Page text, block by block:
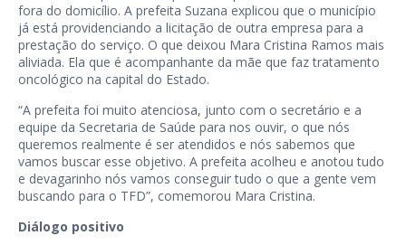
fora do domicílio. A prefeita Suzana explicou que o município
já está providenciando a licitação de outra empresa para a
prestação do serviço. O que deixou Mara Cristina Ramos mais
aliviada. Ela que é acompanhante da mãe que faz tratamento
oncológico na capital do Estado.
“A prefeita foi muito atenciosa, junto com o secretário e a
equipe da Secretaria de Saúde para nos ouvir, o que nós
queremos realmente é ser atendidos e nós sabemos que
vamos buscar esse objetivo. A prefeita acolheu e anotou tudo
e devagarinho nós vamos conseguir tudo o que a gente vem
buscando para o TFD”, comemorou Mara Cristina.
Diálogo positivo